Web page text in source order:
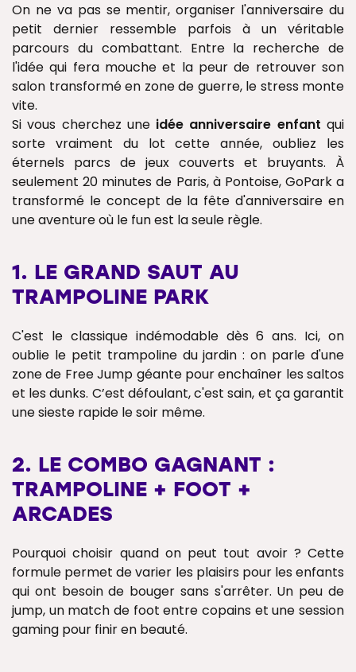
On ne va pas se mentir, organiser l'anniversaire du
petit dernier ressemble parfois à un véritable
parcours du combattant. Entre la recherche de
l'idée qui fera mouche et la peur de retrouver son
salon transformé en zone de guerre, le stress monte
vite.
Si vous cherchez une idée anniversaire enfant qui
sorte vraiment du lot cette année, oubliez les
éternels parcs de jeux couverts et bruyants. À
seulement 20 minutes de Paris, à Pontoise, GoPark a
transformé le concept de la fête d'anniversaire en
une aventure où le fun est la seule règle.
1. LE GRAND SAUT AU
TRAMPOLINE PARK
C'est le classique indémodable dès 6 ans. Ici, on
oublie le petit trampoline du jardin : on parle d'une
zone de Free Jump géante pour enchaîner les saltos
et les dunks. C’est défoulant, c'est sain, et ça garantit
une sieste rapide le soir même.
2. LE COMBO GAGNANT :
TRAMPOLINE + FOOT +
ARCADES
Pourquoi choisir quand on peut tout avoir ? Cette
formule permet de varier les plaisirs pour les enfants
qui ont besoin de bouger sans s'arrêter. Un peu de
jump, un match de foot entre copains et une session
gaming pour finir en beauté.